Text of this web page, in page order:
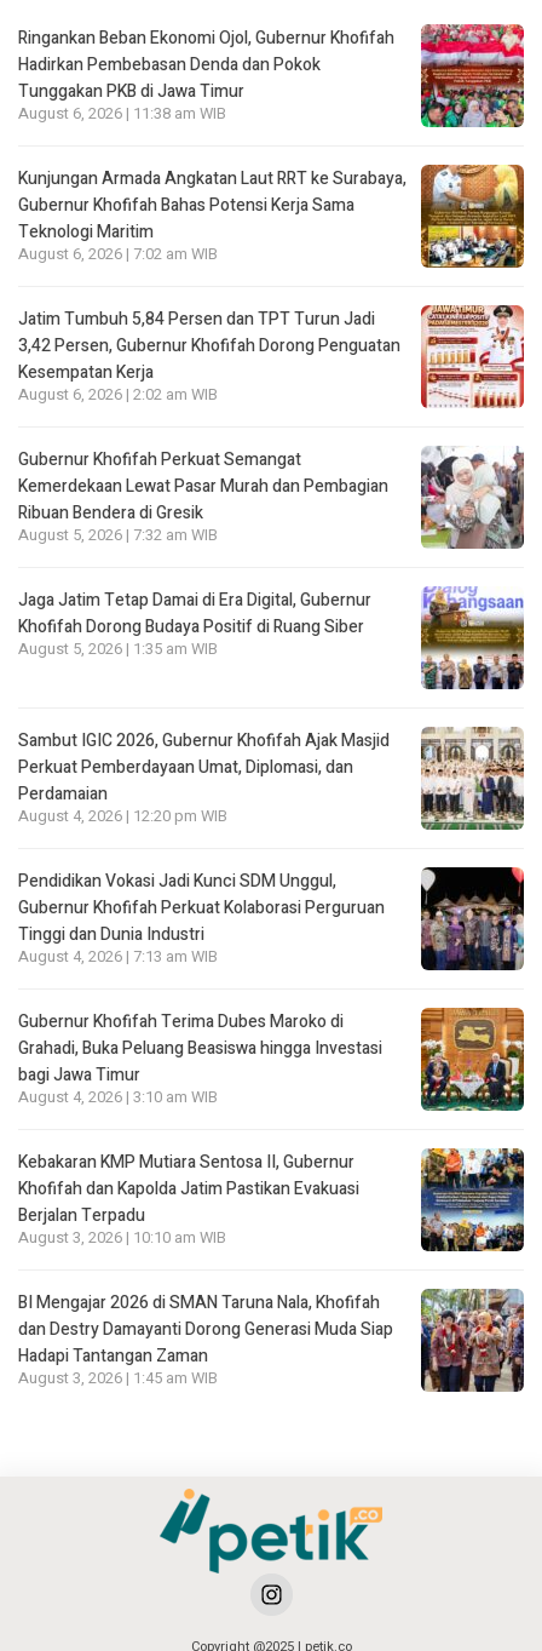
Ringankan Beban Ekonomi Ojol, Gubernur Khofifah
Hadirkan Pembebasan Denda dan Pokok
Tunggakan PKB di Jawa Timur
August 6, 2026 | 11:38 am WIB
Kunjungan Armada Angkatan Laut RRT ke Surabaya,
Gubernur Khofifah Bahas Potensi Kerja Sama
Teknologi Maritim
August 6, 2026 | 7:02 am WIB
Jatim Tumbuh 5,84 Persen dan TPT Turun Jadi
3,42 Persen, Gubernur Khofifah Dorong Penguatan
Kesempatan Kerja
August 6, 2026 | 2:02 am WIB
Gubernur Khofifah Perkuat Semangat
Kemerdekaan Lewat Pasar Murah dan Pembagian
Ribuan Bendera di Gresik
August 5, 2026 | 7:32 am WIB
Jaga Jatim Tetap Damai di Era Digital, Gubernur
Khofifah Dorong Budaya Positif di Ruang Siber
August 5, 2026 | 1:35 am WIB
Sambut IGIC 2026, Gubernur Khofifah Ajak Masjid
Perkuat Pemberdayaan Umat, Diplomasi, dan
Perdamaian
August 4, 2026 | 12:20 pm WIB
Pendidikan Vokasi Jadi Kunci SDM Unggul,
Gubernur Khofifah Perkuat Kolaborasi Perguruan
Tinggi dan Dunia Industri
August 4, 2026 | 7:13 am WIB
Gubernur Khofifah Terima Dubes Maroko di
Grahadi, Buka Peluang Beasiswa hingga Investasi
bagi Jawa Timur
August 4, 2026 | 3:10 am WIB
Kebakaran KMP Mutiara Sentosa II, Gubernur
Khofifah dan Kapolda Jatim Pastikan Evakuasi
Berjalan Terpadu
August 3, 2026 | 10:10 am WIB
BI Mengajar 2026 di SMAN Taruna Nala, Khofifah
dan Destry Damayanti Dorong Generasi Muda Siap
Hadapi Tantangan Zaman
August 3, 2026 | 1:45 am WIB
Copyright @2025 | petik.co